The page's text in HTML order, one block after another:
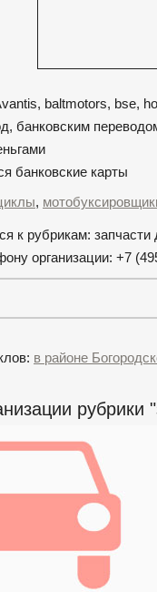
baltmotors, bse,
банковским
банковские карты
,
к рубрикам:
организации: +7
в районе
рубрики